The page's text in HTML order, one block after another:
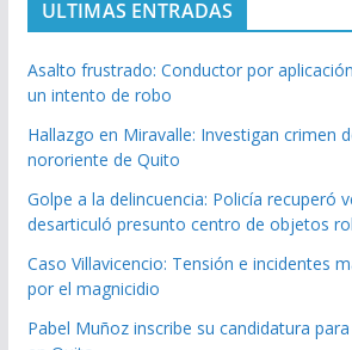
ULTIMAS ENTRADAS
Asalto frustrado: Conductor por
un intento de robo
Hallazgo en Miravalle: Investigan crimen
nororiente de Quito
Golpe a la delincuencia: Policía recuperó
desarticuló presunto centro de objetos
Caso Villavicencio: Tensión e incidentes
por el magnicidio
Pabel Muñoz inscribe su candidatura